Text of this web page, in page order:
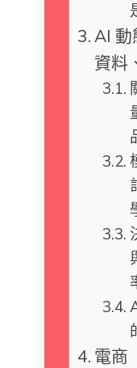
AI 動
資料
電商